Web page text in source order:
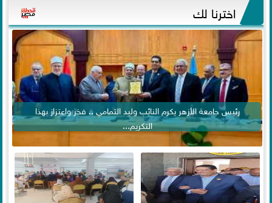
اخترنا لك
رئيس جامعة الأزهر يكرم النائب وليد التمامي .. فخر واعتزاز بهذا
التكريم...